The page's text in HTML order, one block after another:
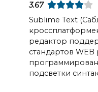
3.67
Sublime Text
редактор
стандартов
подсветки